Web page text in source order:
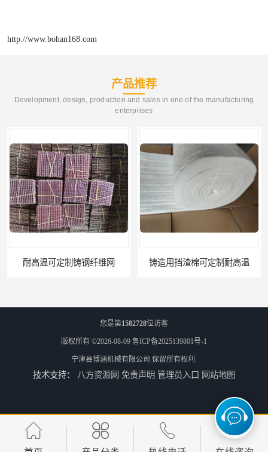
http://www.bohan168.com
产品推荐
Development, design, production and sales in one of the manufacturing
enterprises
耐高温可定制铸钢纤维网 铸造用挡渣棉可定制耐高温
西安铸造过滤网 延安铸造过滤网
您是第1582728位访客
版权所有 ©2026-08-09 鲁ICP备2025139801号-1
宁津县博涵机械有限公司 保留所有权利.
技术支持： 八方资源网 免责声明 管理员入口 网站地图